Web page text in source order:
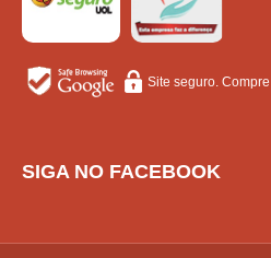
Site seguro.
SIGA NO FACEBOOK